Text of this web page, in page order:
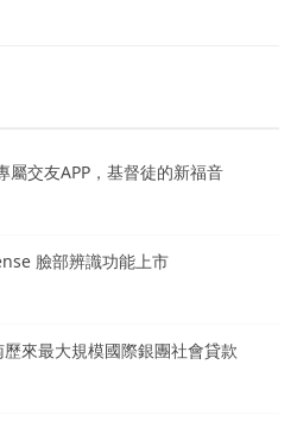
屬交友APP，基督徒的新福音
臉部辨識功能上市
來最大規模國際銀團社會貸款